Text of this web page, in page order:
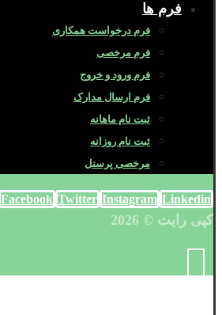
فرم ها
فرم درخواست همکاری
فرم مرخصی
فرم ورود و خروج
فرم ارسال مدارک
ثبت نام ماهانه
ثبت نام روزانه
مرخصی پرسنل
Facebook Twitter Instagram Linkedin
کپی رایت © 2026